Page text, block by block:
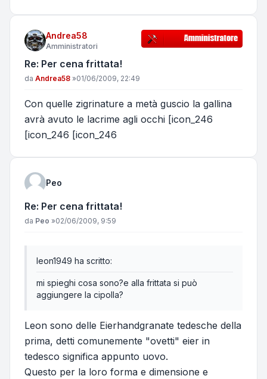
Andrea58
Amministratori
Re: Per cena frittata!
Messaggio
da Andrea58 »01/06/2009, 22:49
Con quelle zigrinature a metà guscio la gallina
avrà avuto le lacrime agli occhi [icon_246
[icon_246 [icon_246
Peo
Re: Per cena frittata!
Messaggio
da Peo »02/06/2009, 9:59
leon1949 ha scritto:
mi spieghi cosa sono?e alla frittata si può
aggiungere la cipolla?
Leon sono delle Eierhandgranate tedesche della
prima, detti comunemente "ovetti" eier in
tedesco significa appunto uovo.
Questo per la loro forma e dimensione e